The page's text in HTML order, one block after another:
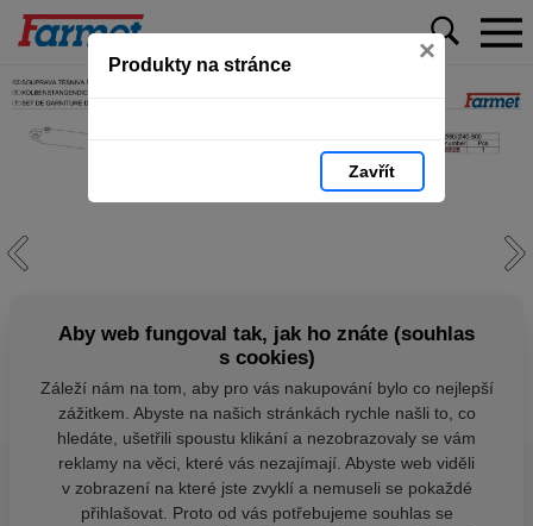
Produkty na stránce ×
Zavřít
Aby web fungoval tak, jak ho znáte (souhlas
s cookies)
Záleží nám na tom, aby pro vás nakupování bylo co nejlepší
zážitkem. Abyste na našich stránkách rychle našli to, co
hledáte, ušetřili spoustu klikání a nezobrazovaly se vám
reklamy na věci, které vás nezajímají. Abyste web viděli
v zobrazení na které jste zvyklí a nemuseli se pokaždé
přihlašovat. Proto od vás potřebujeme souhlas se